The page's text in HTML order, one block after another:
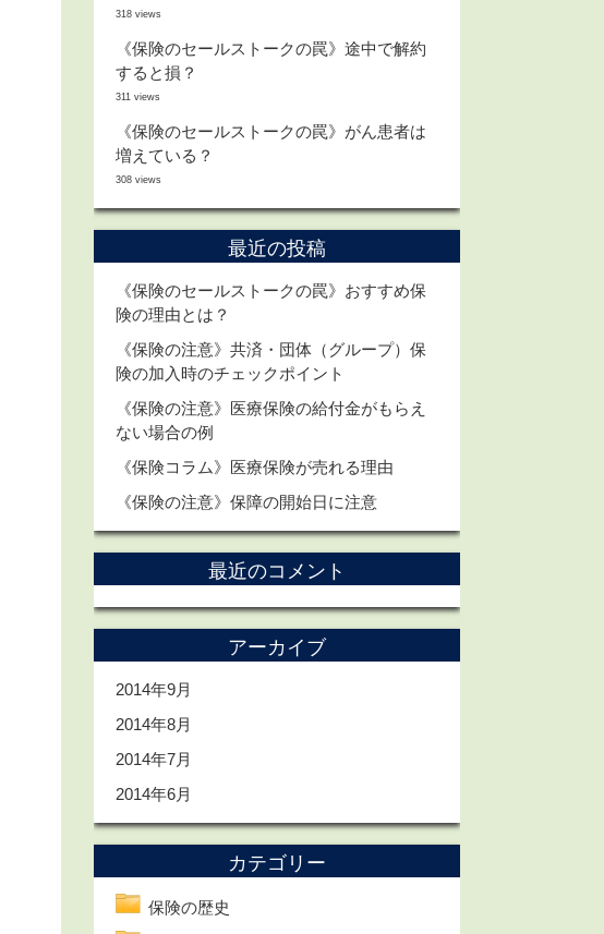
318 views
《保険のセールストークの罠》途中で解約
すると損？
311 views
《保険のセールストークの罠》がん患者は
増えている？
308 views
最近の投稿
《保険のセールストークの罠》おすすめ保
険の理由とは？
《保険の注意》共済・団体（グループ）保
険の加入時のチェックポイント
《保険の注意》医療保険の給付金がもらえ
ない場合の例
《保険コラム》医療保険が売れる理由
《保険の注意》保障の開始日に注意
最近のコメント
アーカイブ
2014年9月
2014年8月
2014年7月
2014年6月
カテゴリー
保険の歴史